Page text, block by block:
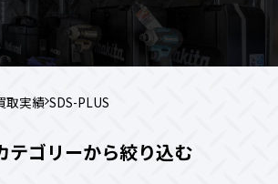
取実績 SDS-PLUS
テゴリーから絞り込む